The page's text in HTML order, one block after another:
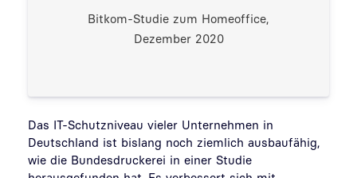
Bitkom-Studie zum Homeoffice,
Dezember 2020
Das IT-Schutzniveau vieler Unternehmen in
Deutschland ist bislang noch ziemlich ausbaufähig,
wie die Bundesdruckerei in einer Studie